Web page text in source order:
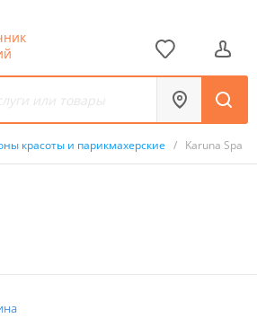
красоты и парикмахерские / Karuna Spa